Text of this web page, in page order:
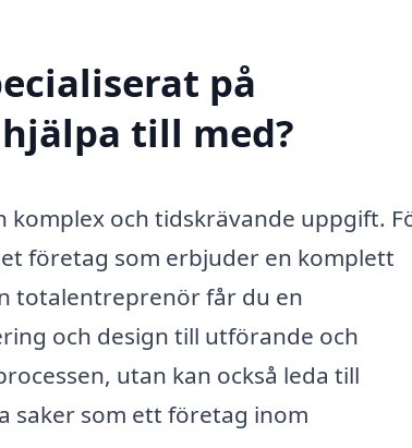
på
till med?
och tidskrävande uppgift.
företag som erbjuder en komplett
totalentreprenör får du en
och design till utförande och
utan kan också leda till
saker som ett företag inom